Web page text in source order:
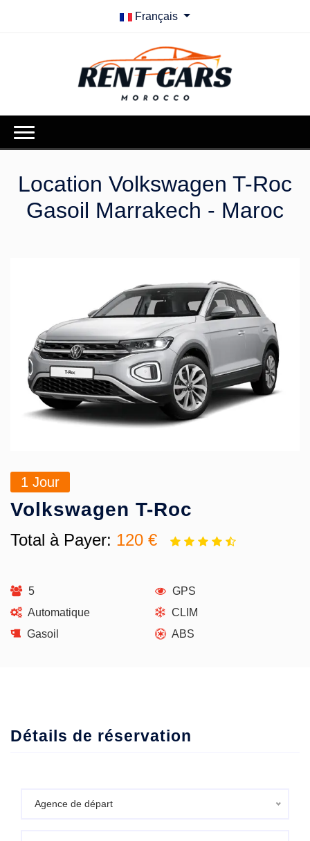
Français
Location Volkswagen T-Roc
Gasoil Marrakech - Maroc
1 Jour
Volkswagen T-Roc
Total à Payer: 120 €
5
Automatique
Gasoil
GPS
CLIM
ABS
Détails de réservation
Agence de départ